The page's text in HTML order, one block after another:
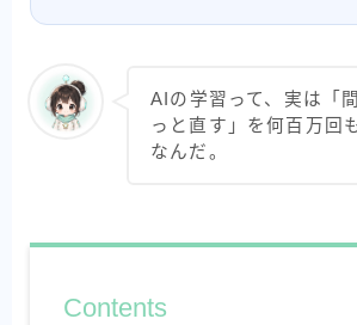
AIの学習って、実は「
っと直す」を何百万回
なんだ。
Contents